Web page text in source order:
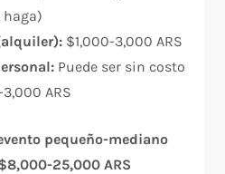
haga)
$1,000-3,000 ARS
Puede ser sin costo
ARS
pequeño-mediano
25,000 ARS